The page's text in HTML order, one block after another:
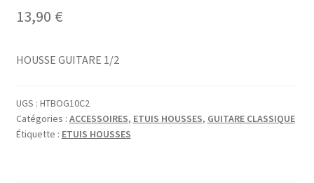
13,90 €
HOUSSE GUITARE 1/2
UGS : HTBOG10C2
Catégories : ACCESSOIRES, ETUIS HOUSSES, GUITARE CLASSIQUE
Étiquette : ETUIS HOUSSES